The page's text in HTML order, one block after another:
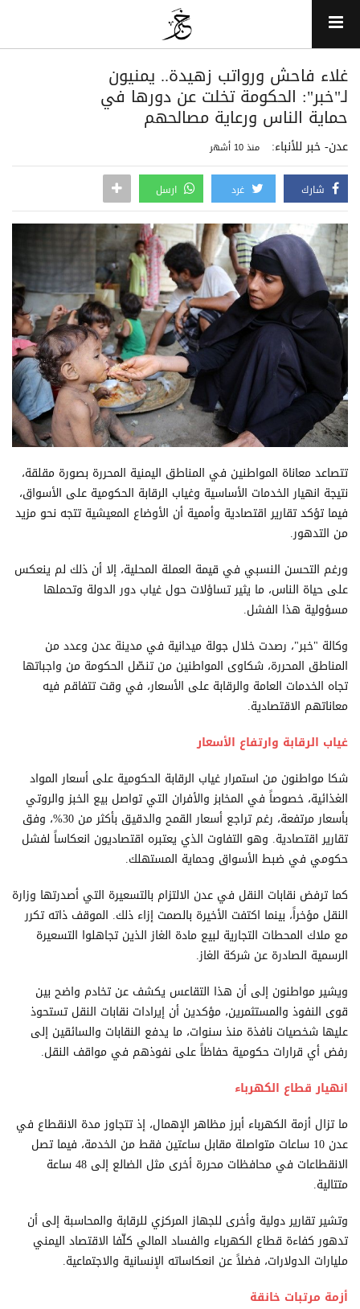
غلاء فاحش ورواتب زهيدة.. يمنيون
لـ"خبر": الحكومة تخلت عن دورها في
حماية الناس ورعاية مصالحهم
عدن- خبر للأنباء: منذ 10 أشهر
شارك غرد ارسل
تتصاعد معاناة المواطنين في المناطق اليمنية المحررة بصورة مقلقة،
نتيجة انهيار الخدمات الأساسية وغياب الرقابة الحكومية على الأسواق،
فيما تؤكد تقارير اقتصادية وأممية أن الأوضاع المعيشية تتجه نحو مزيد
من التدهور.
ورغم التحسن النسبي في قيمة العملة المحلية، إلا أن ذلك لم ينعكس
على حياة الناس، ما يثير تساؤلات حول غياب دور الدولة وتحملها
مسؤولية هذا الفشل.
وكالة "خبر"، رصدت خلال جولة ميدانية في مدينة عدن وعدد من
المناطق المحررة، شكاوى المواطنين من تنصّل الحكومة من واجباتها
تجاه الخدمات العامة والرقابة على الأسعار، في وقت تتفاقم فيه
معاناتهم الاقتصادية.
غياب الرقابة وارتفاع الأسعار
شكا مواطنون من استمرار غياب الرقابة الحكومية على أسعار المواد
الغذائية، خصوصاً في المخابز والأفران التي تواصل بيع الخبز والروتي
بأسعار مرتفعة، رغم تراجع أسعار القمح والدقيق بأكثر من 30%، وفق
تقارير اقتصادية. وهو التفاوت الذي يعتبره اقتصاديون انعكاساً لفشل
حكومي في ضبط الأسواق وحماية المستهلك.
كما ترفض نقابات النقل في عدن الالتزام بالتسعيرة التي أصدرتها وزارة
النقل مؤخراً، بينما اكتفت الأخيرة بالصمت إزاء ذلك. الموقف ذاته تكرر
مع ملاك المحطات التجارية لبيع مادة الغاز الذين تجاهلوا التسعيرة
الرسمية الصادرة عن شركة الغاز.
ويشير مواطنون إلى أن هذا التقاعس يكشف عن تخادم واضح بين
قوى النفوذ والمستثمرين، مؤكدين أن إيرادات نقابات النقل تستحوذ
عليها شخصيات نافذة منذ سنوات، ما يدفع النقابات والسائقين إلى
رفض أي قرارات حكومية حفاظاً على نفوذهم في مواقف النقل.
انهيار قطاع الكهرباء
ما تزال أزمة الكهرباء أبرز مظاهر الإهمال، إذ تتجاوز مدة الانقطاع في
عدن 10 ساعات متواصلة مقابل ساعتين فقط من الخدمة، فيما تصل
الانقطاعات في محافظات محررة أخرى مثل الضالع إلى 48 ساعة
متتالية.
وتشير تقارير دولية وأخرى للجهاز المركزي للرقابة والمحاسبة إلى أن
تدهور كفاءة قطاع الكهرباء والفساد المالي كلّفا الاقتصاد اليمني
مليارات الدولارات، فضلاً عن انعكاساته الإنسانية والاجتماعية.
أزمة مرتبات خانقة